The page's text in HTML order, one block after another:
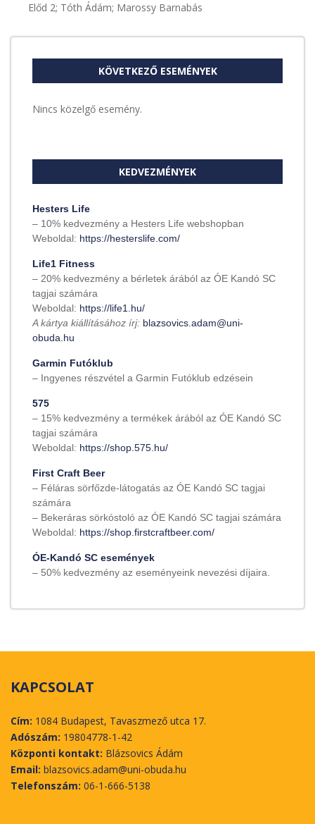
Előd 2; Tóth Ádám; Marossy Barnabás
KÖVETKEZŐ ESEMÉNYEK
Nincs közelgő esemény.
KEDVEZMÉNYEK
Hesters Life
– 10% kedvezmény a Hesters Life webshopban
Weboldal: https://hesterslife.com/
Life1 Fitness
– 20% kedvezmény a bérletek árából az ÓE Kandó SC
tagjai számára
Weboldal: https://life1.hu/
A kártya kiállításához írj: blazsovics.adam@uni-
obuda.hu
Garmin Futóklub
– Ingyenes részvétel a Garmin Futóklub edzésein
575
– 15% kedvezmény a termékek árából az ÓE Kandó SC
tagjai számára
Weboldal: https://shop.575.hu/
First Craft Beer
– Féláras sörfőzde-látogatás az ÓE Kandó SC tagjai
számára
– Bekeráras sörkóstoló az ÓE Kandó SC tagjai számára
Weboldal: https://shop.firstcraftbeer.com/
ÓE-Kandó SC események
– 50% kedvezmény az eseményeink nevezési díjaira.
KAPCSOLAT
Cím: 1084 Budapest, Tavaszmező utca 17.
Adószám: 19804778-1-42
Központi kontakt: Blázsovics Ádám
Email: blazsovics.adam@uni-obuda.hu
Telefonszám: 06-1-666-5138